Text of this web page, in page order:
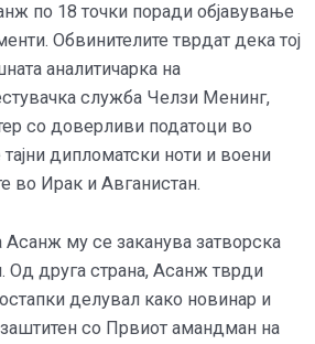
по 18 точки поради објавување
Обвинителите тврдат дека тој
аналитичарка на
служба Челзи Менинг,
со доверливи податоци во
тајни дипломатски ноти и воени
во Ирак и Авганистан.
му се заканува затворска
Од друга страна, Асанж тврди
делувал како новинар и
со Првиот амандман на